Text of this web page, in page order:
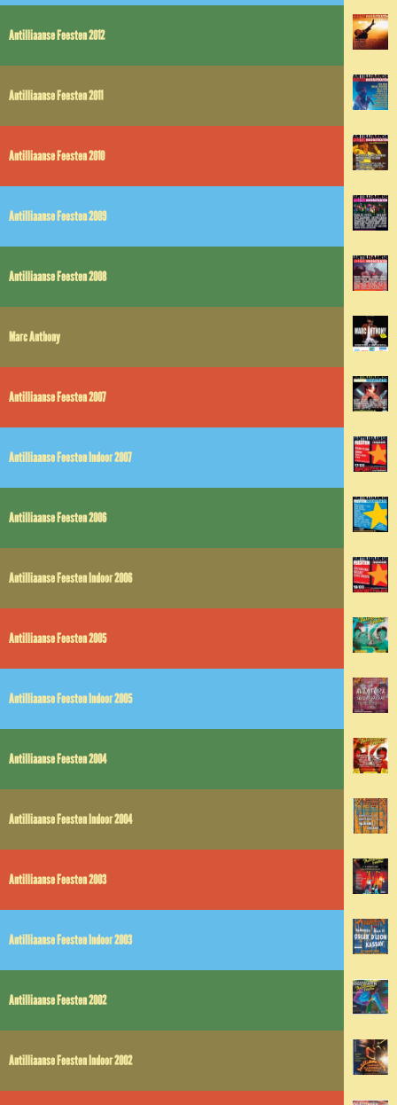
Antilliaanse Feesten 2012
Antilliaanse Feesten 2011
Antilliaanse Feesten 2010
Antilliaanse Feesten 2009
Antilliaanse Feesten 2008
Marc Anthony
Antilliaanse Feesten 2007
Antilliaanse Feesten Indoor 2007
Antilliaanse Feesten 2006
Antilliaanse Feesten Indoor 2006
Antilliaanse Feesten 2005
Antilliaanse Feesten Indoor 2005
Antilliaanse Feesten 2004
Antilliaanse Feesten Indoor 2004
Antilliaanse Feesten 2003
Antilliaanse Feesten Indoor 2003
Antilliaanse Feesten 2002
Antilliaanse Feesten Indoor 2002